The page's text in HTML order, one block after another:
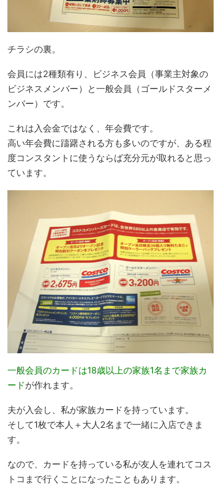
チラシの裏。
会員には2種類有り、ビジネス会員（事業主対象の
ビジネスメンバー）と一般会員（ゴールドスターメ
ンバー）です。
これは入会金ではなく、年会費です。
高い年会費に躊躇される方も多いのですが、ある程
度コンスタントに使うならば充分元が取れると思っ
ています。
一般会員のカードは18歳以上の家族1名まで家族カ
ードが作れます。
夫が入会し、私が家族カードを持っています。
そして1枚で本人＋大人2名まで一緒に入店できま
す。
なので、カードを持っている私が友人を連れてコス
トコまで行くことになったこともあります。